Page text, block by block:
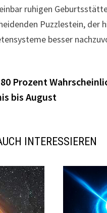
ruhigen
Puzzlestein, der
besser
Prozent
bis August
INTERESSIEREN